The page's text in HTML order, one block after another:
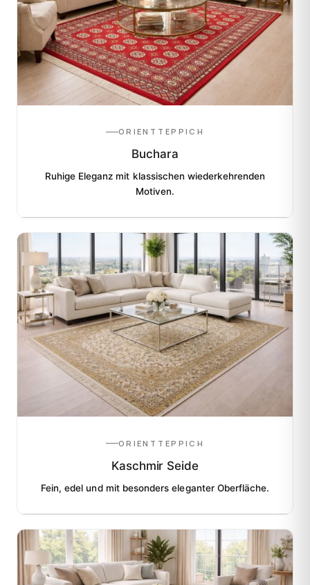
ORIENTTEPPICH
Buchara
Ruhige Eleganz mit klassischen wiederkehrenden
Motiven.
ORIENTTEPPICH
Kaschmir Seide
Fein, edel und mit besonders eleganter Oberfläche.